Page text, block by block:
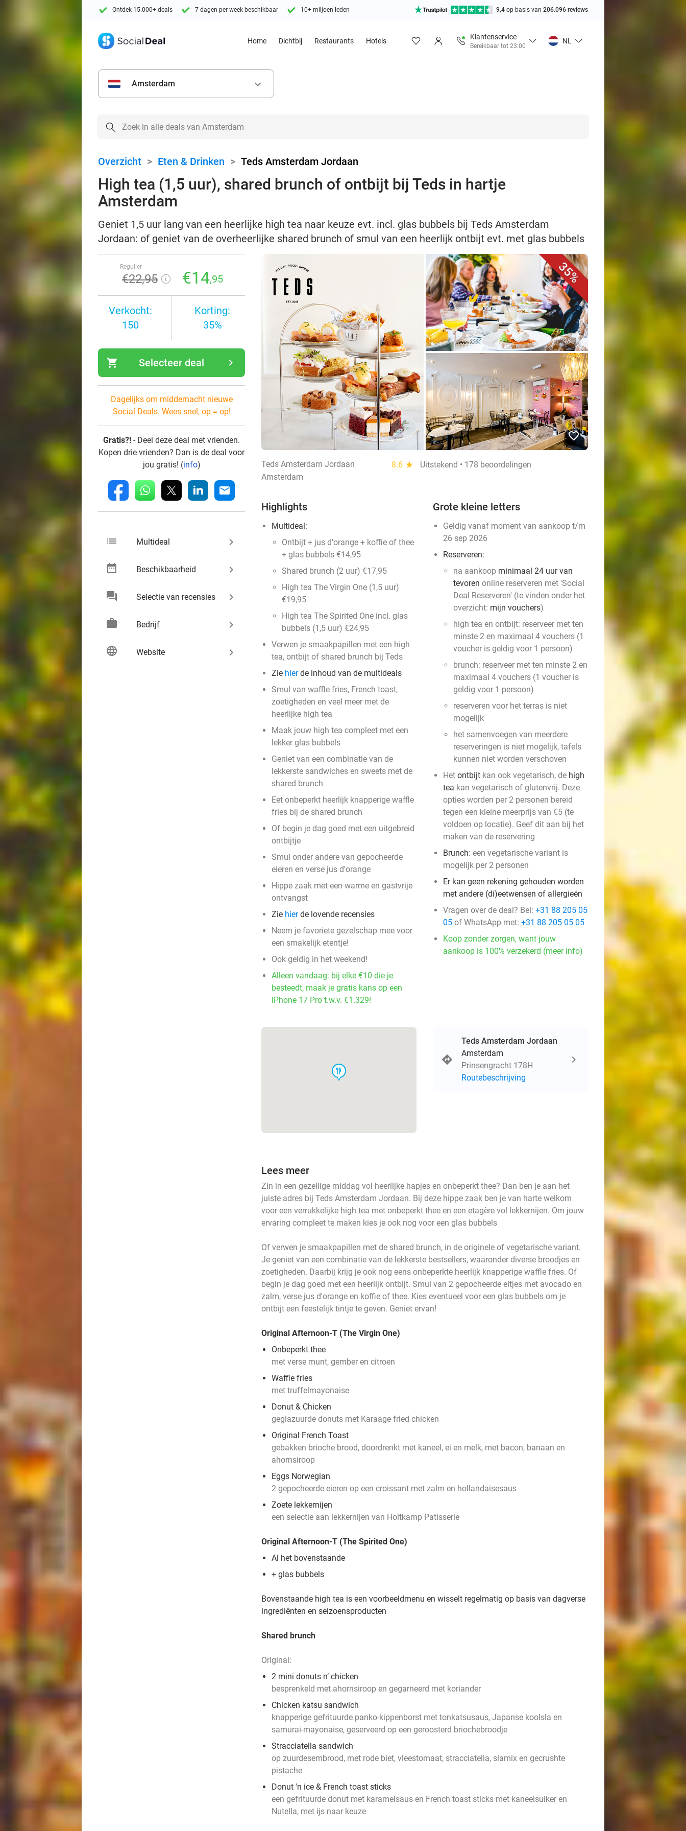
Ontdek 15.000+ deals 7 dagen per week beschikbaar 10+ miljoen leden 9,4 op basis van 206.096 reviews
Home Dichtbij Restaurants Hotels
Klantenservice
Bereikbaar tot 23:00
NL
Amsterdam keyboard_arrow_down
Overzicht > Eten & Drinken > Teds Amsterdam Jordaan
High tea (1,5 uur), shared brunch of ontbijt bij Teds in hartje
Amsterdam
Geniet 1,5 uur lang van een heerlijke high tea naar keuze evt. incl. glas bubbels bij Teds Amsterdam
Jordaan: of geniet van de overheerlijke shared brunch of smul van een heerlijk ontbijt evt. met glas bubbels
Regulier
€22,95 €14,95
Verkocht:
150
Korting:
35%
shopping_cart navigate_next
Selecteer deal
Dagelijks om middernacht nieuwe
Social Deals. Wees snel, op = op!
Gratis?! - Deel deze deal met vrienden.
Kopen drie vrienden? Dan is de deal voor
jou gratis! (info)
fb whatsapp linkedin mail
list Multideal keyboard_arrow_right
date_range Beschikbaarheid keyboard_arrow_right
chat Selectie van recensies keyboard_arrow_right
work Bedrijf keyboard_arrow_right
language Website keyboard_arrow_right
35%
favorite_border
Teds Amsterdam Jordaan 8.6 star
Uitstekend • 178 beoordelingen
Amsterdam
Highlights
Multideal:
Ontbijt + jus d'orange + koffie of thee
+ glas bubbels €14,95
Shared brunch (2 uur) €17,95
High tea The Virgin One (1,5 uur)
€19,95
High tea The Spirited One incl. glas
bubbels (1,5 uur) €24,95
Verwen je smaakpapillen met een high
tea, ontbijt of shared brunch bij Teds
Zie hierde inhoud van de multideals
Smul van waffle fries, French toast,
zoetigheden en veel meer met de
heerlijke high tea
Maak jouw high tea compleet met een
lekker glas bubbels
Geniet van een combinatie van de
lekkerste sandwiches en sweets met de
shared brunch
Eet onbeperkt heerlijk knapperige waffle
fries bij de shared brunch
Of begin je dag goed met een uitgebreid
ontbijtje
Smul onder andere van gepocheerde
eieren en verse jus d'orange
Hippe zaak met een warme en gastvrije
ontvangst
Zie hierde lovende recensies
Neem je favoriete gezelschap mee voor
een smakelijk etentje!
Ook geldig in het weekend!
Alleen vandaag: bij elke €10 die je
besteedt, maak je gratis kans op een
iPhone 17 Pro t.w.v. €1.329!
Grote kleine letters
Geldig vanaf moment van aankoop t/m
26 sep 2026
Reserveren:
na aankoop minimaal 24 uur van
tevoren online reserveren met 'Social
Deal Reserveren' (te vinden onder het
overzicht: mijn vouchers)
high tea en ontbijt: reserveer met ten
minste 2 en maximaal 4 vouchers (1
voucher is geldig voor 1 persoon)
brunch: reserveer met ten minste 2 en
maximaal 4 vouchers (1 voucher is
geldig voor 1 persoon)
reserveren voor het terras is niet
mogelijk
het samenvoegen van meerdere
reserveringen is niet mogelijk, tafels
kunnen niet worden verschoven
Het ontbijt kan ook vegetarisch, de high
tea kan vegetarisch of glutenvrij. Deze
opties worden per 2 personen bereid
tegen een kleine meerprijs van €5 (te
voldoen op locatie). Geef dit aan bij het
maken van de reservering
Brunch: een vegetarische variant is
mogelijk per 2 personen
Er kan geen rekening gehouden worden
met andere (di)eetwensen of allergieën
Vragen over de deal? Bel: +31 88 205 05
05 of WhatsApp met: +31 88 205 05 05
Koop zonder zorgen, want jouw
aankoop is 100% verzekerd (meer info)
food
Teds Amsterdam Jordaan
Amsterdam
Prinsengracht 178H
Routebeschrijving
Lees meer
Zin in een gezellige middag vol heerlijke hapjes en onbeperkt thee? Dan ben je aan het
juiste adres bij Teds Amsterdam Jordaan. Bij deze hippe zaak ben je van harte welkom
voor een verrukkelijke high tea met onbeperkt thee en een etagère vol lekkernijen. Om jouw
ervaring compleet te maken kies je ook nog voor een glas bubbels
Of verwen je smaakpapillen met de shared brunch, in de originele of vegetarische variant.
Je geniet van een combinatie van de lekkerste bestsellers, waaronder diverse broodjes en
zoetigheden. Daarbij krijg je ook nog eens onbeperkte heerlijk knapperige waffle fries. Of
begin je dag goed met een heerlijk ontbijt. Smul van 2 gepocheerde eitjes met avocado en
zalm, verse jus d'orange en koffie of thee. Kies eventueel voor een glas bubbels om je
ontbijt een feestelijk tintje te geven. Geniet ervan!
Original Afternoon-T (The Virgin One)
Onbeperkt thee
met verse munt, gember en citroen
Waffle fries
met truffelmayonaise
Donut & Chicken
geglazuurde donuts met Karaage fried chicken
Original French Toast
gebakken brioche brood, doordrenkt met kaneel, ei en melk, met bacon, banaan en
ahornsiroop
Eggs Norwegian
2 gepocheerde eieren op een croissant met zalm en hollandaisesaus
Zoete lekkernijen
een selectie aan lekkernijen van Holtkamp Patisserie
Original Afternoon-T (The Spirited One)
Al het bovenstaande
+ glas bubbels
Bovenstaande high tea is een voorbeeldmenu en wisselt regelmatig op basis van dagverse
ingrediënten en seizoensproducten
Shared brunch
Original:
2 mini donuts n’ chicken
besprenkeld met ahornsiroop en gegarneerd met koriander
Chicken katsu sandwich
knapperige gefrituurde panko-kippenborst met tonkatsusaus, Japanse koolsla en
samurai-mayonaise, geserveerd op een geroosterd briochebroodje
Stracciatella sandwich
op zuurdesembrood, met rode biet, vleestomaat, stracciatella, slamix en gecrushte
pistache
Donut 'n ice & French toast sticks
een gefrituurde donut met karamelsaus en French toast sticks met kaneelsuiker en
Nutella, met ijs naar keuze